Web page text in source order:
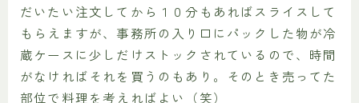
だいたい注文してから１０分もあればスライスして
もらえますが、事務所の入り口にパックした物が冷
蔵ケースに少しだけストックされているので、時間
がなければそれを買うのもあり。そのとき売ってた
部位で料理を考えればよい（笑）